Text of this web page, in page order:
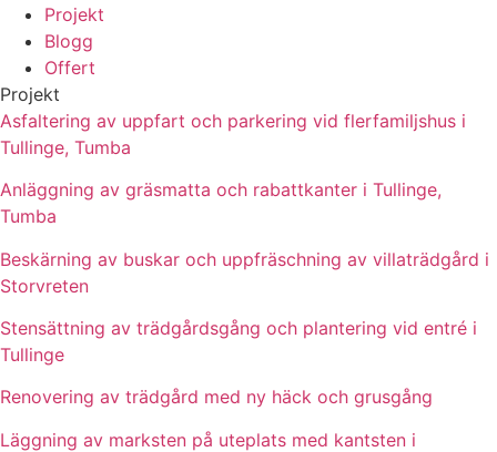
Projekt
Blogg
Offert
Projekt
Asfaltering av uppfart och parkering vid flerfamiljshus i
Tullinge, Tumba
Anläggning av gräsmatta och rabattkanter i Tullinge,
Tumba
Beskärning av buskar och uppfräschning av villaträdgård i
Storvreten
Stensättning av trädgårdsgång och plantering vid entré i
Tullinge
Renovering av trädgård med ny häck och grusgång
Läggning av marksten på uteplats med kantsten i